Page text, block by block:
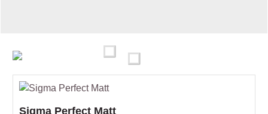
Sigma Perfect Matt